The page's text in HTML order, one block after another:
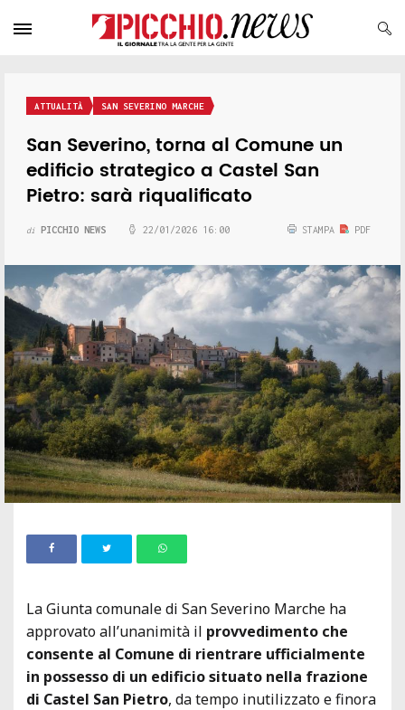
ATTUALITÀ SAN SEVERINO MARCHE
San Severino, torna al Comune un
edificio strategico a Castel San
Pietro: sarà riqualificato
di PICCHIO NEWS 22/01/2026 16:00 STAMPA PDF
La Giunta comunale di San Severino Marche ha
approvato all’unanimità il provvedimento che
consente al Comune di rientrare ufficialmente
in possesso di un edificio situato nella frazione
di Castel San Pietro, da tempo inutilizzato e finora